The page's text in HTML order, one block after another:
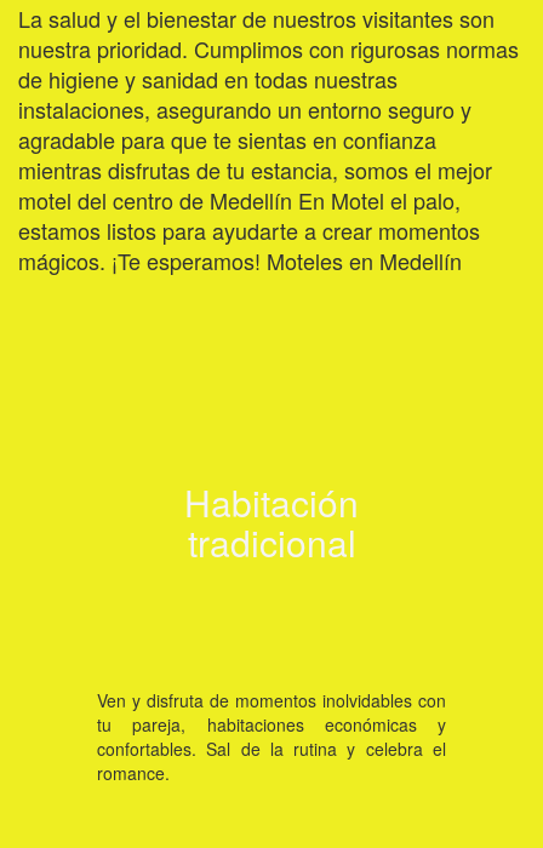
La salud y el bienestar de nuestros visitantes son
nuestra prioridad. Cumplimos con rigurosas normas
de higiene y sanidad en todas nuestras
instalaciones, asegurando un entorno seguro y
agradable para que te sientas en confianza
mientras disfrutas de tu estancia, somos el mejor
motel del centro de Medellín En Motel el palo,
estamos listos para ayudarte a crear momentos
mágicos. ¡Te esperamos! Moteles en Medellín
Habitación
tradicional
Click aquí
Ven y disfruta de momentos inolvidables con
tu pareja, habitaciones económicas y
confortables. Sal de la rutina y celebra el
romance.